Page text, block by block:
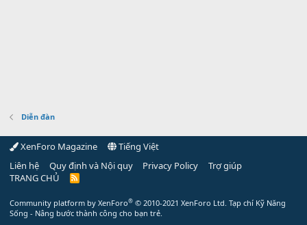
Diễn đàn
XenForo Magazine
Tiếng Việt
Liên hệ
Quy định và Nội quy Privacy Policy
Trợ giúp
TRANG CHỦ
R
Community platform by XenForo® © 2010-2021 XenForo Ltd. Tạp chí Kỹ Năng
Sống - Nâng bước thành công cho bạn trẻ.